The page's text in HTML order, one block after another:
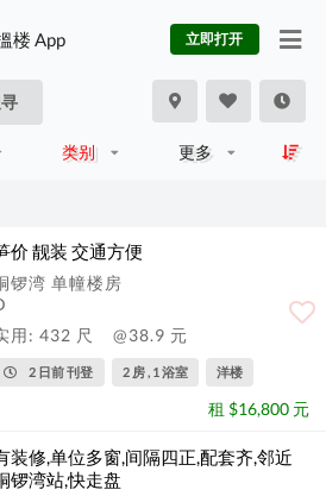
楼 App 立即打开
类别 更多
价 靓装 交通方便
锣湾 单幢楼房
用: 432 尺
@38.9 元
2 日前 刊登 2 房 , 1 浴室 洋楼
租 $16,800 元
装修,单位多窗,间隔四正,配套齐,邻近
锣湾站,快走盘